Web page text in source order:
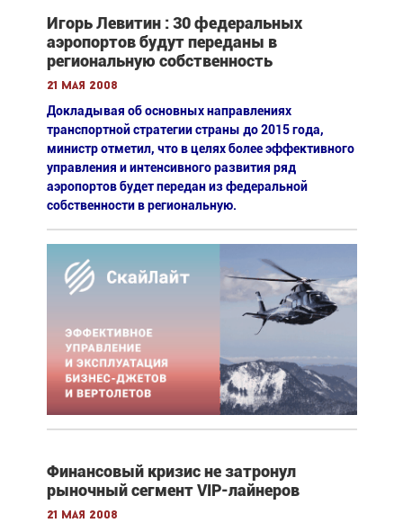
Игорь Левитин : 30 федеральных
аэропортов будут переданы в
региональную собственность
21 мая 2008
Докладывая об основных направлениях
транспортной стратегии страны до 2015 года,
министр отметил, что в целях более эффективного
управления и интенсивного развития ряд
аэропортов будет передан из федеральной
собственности в региональную.
Финансовый кризис не затронул
рыночный сегмент VIP-лайнеров
21 мая 2008